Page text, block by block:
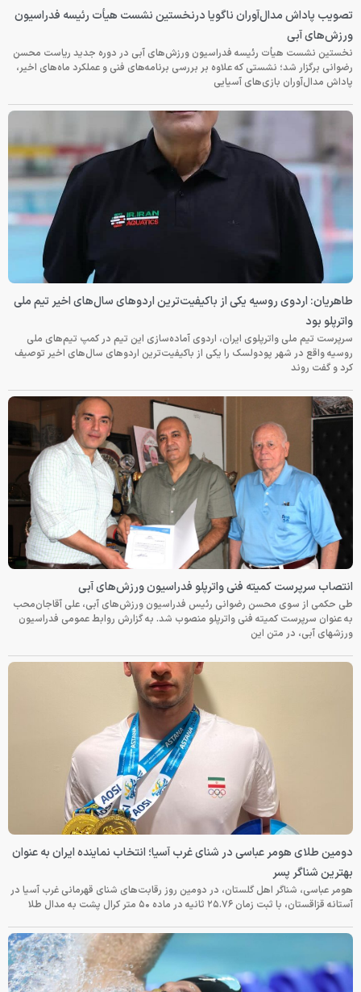
تصویب پاداش مدال‌آوران ناگویا درنخستین نشست هیأت رئیسه فدراسیون
ورزش‌های آبی
نخستین نشست هیأت رئیسه فدراسیون ورزش‌های آبی در دوره جدید ریاست محسن
رضوانی برگزار شد؛ نشستی که علاوه بر بررسی برنامه‌های فنی و عملکرد ماه‌های اخیر،
پاداش مدال‌آوران بازی‌های آسیایی
طاهریان: اردوی روسیه یکی از باکیفیت‌ترین اردوهای سال‌های اخیر تیم ملی
واترپلو بود
سرپرست تیم ملی واترپلوی ایران، اردوی آماده‌سازی این تیم در کمپ تیم‌های ملی
روسیه واقع در شهر پودولسک را یکی از باکیفیت‌ترین اردوهای سال‌های اخیر توصیف
کرد و گفت روند
انتصاب سرپرست کمیته فنی واترپلو فدراسیون ورزش‌های آبی
طی حکمی از سوی محسن رضوانی رئیس فدراسیون ورزش‌های آبی، علی آقاجان‌محب
به عنوان سرپرست کمیته فنی واترپلو منصوب شد. به گزارش روابط عمومی فدراسیون
ورزشهای آبی، در متن این
دومین طلای هومر عباسی در شنای غرب آسیا؛ انتخاب نماینده ایران به عنوان
بهترین شناگر پسر
هومر عباسی، شناگر اهل گلستان، در دومین روز رقابت‌های شنای قهرمانی غرب آسیا در
آستانه قزاقستان، با ثبت زمان ۲۵.۷۶ ثانیه در ماده ۵۰ متر کرال پشت به مدال طلا